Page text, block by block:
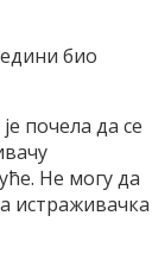
био
почела да се
Не могу да
истраживачка